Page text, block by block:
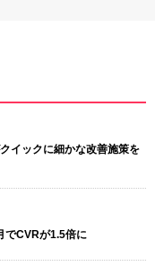
イックに細かな改善施策を
でCVRが1.5倍に